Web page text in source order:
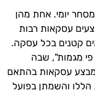
יומי. אחת מהן
עסקאות רבות
קטנים בכל עסקה.
מגמות", שבה
עסקאות בהתאם
הללו והשמתן בפועל